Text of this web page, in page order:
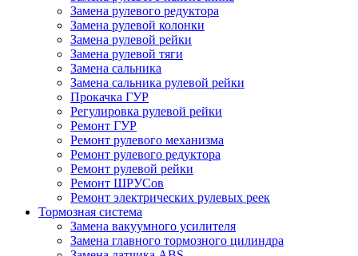
Замена рулевого редуктора
Замена рулевой колонки
Замена рулевой рейки
Замена рулевой тяги
Замена сальника
Замена сальника рулевой рейки
Прокачка ГУР
Регулировка рулевой рейки
Ремонт ГУР
Ремонт рулевого механизма
Ремонт рулевого редуктора
Ремонт рулевой рейки
Ремонт ШРУСов
Ремонт электрических рулевых реек
Тормозная система
Замена вакуумного усилителя
Замена главного тормозного цилиндра